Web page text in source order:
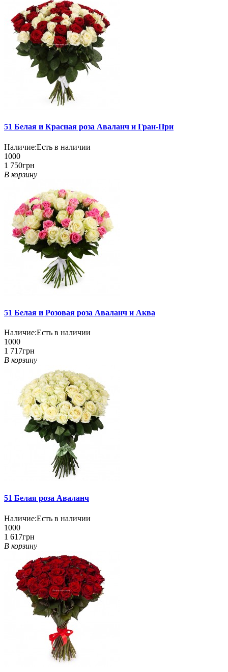
51 Белая и Красная роза Аваланч и Гран-При
Наличие:Есть в наличии
1000
1 750грн
В корзину
51 Белая и Розовая роза Аваланч и Аква
Наличие:Есть в наличии
1000
1 717грн
В корзину
51 Белая роза Аваланч
Наличие:Есть в наличии
1000
1 617грн
В корзину